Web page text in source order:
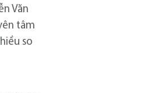
Văn
tâm
so